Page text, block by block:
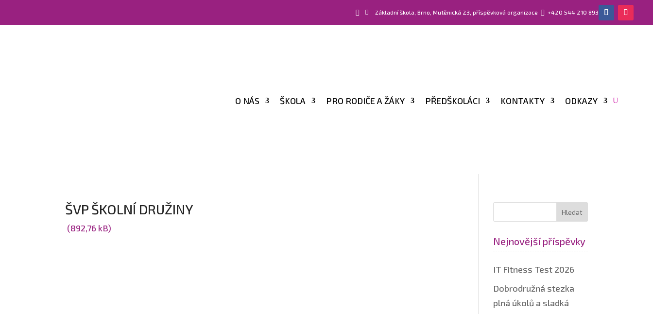
  Základní škola, Brno, Mutěnická 23, příspěvková organizace  +420 544 210 893
O NÁS ŠKOLA PRO RODIČE A ŽÁKY PŘEDŠKOLÁCI KONTAKTY ODKAZY
ŠVP ŠKOLNÍ DRUŽINY
Nejnovější příspěvky
IT Fitness Test 2026
Dobrodružná stezka
plná úkolů a sladká